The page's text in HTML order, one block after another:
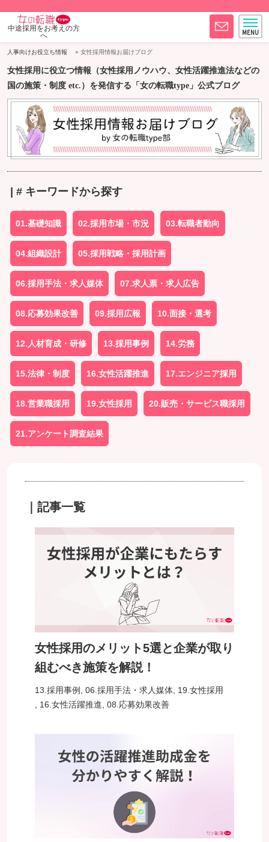
中途採用をお考えの方
へ
人事向けお役立ち情報 女性採用情報お届けブログ
女性採用に役立つ情報（女性採用ノウハウ、女性活躍推進法などの
国の施策・制度 etc.）を発信する「女の転職type」公式ブログ
| # キーワードから探す
01.基礎知識 02.採用市場・市況 03.転職者動向
04.組織設計 05.採用戦略・採用計画
06.採用手法・求人媒体 07.求人票・求人広告
08.応募効果改善 09.採用広報 10.面接・選考
12.人材育成・研修 13.採用事例 14.労務
15.法律・制度 16.女性活躍推進 17.エンジニア採用
18.営業職採用 19.女性採用 20.販売・サービス職採用
21.アンケート調査結果
｜記事一覧
女性採用のメリット5選と企業が取り
組むべき施策を解説！
13.採用事例 06.採用手法・求人媒体, 19.女性採用
16.女性活躍推進 08.応募効果改善